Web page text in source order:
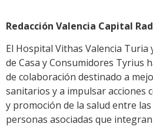
Redacción Valencia Capital
El Hospital Vithas Valencia Turia
de Casa y Consumidores Tyrius
de colaboración destinado a
sanitarios y a impulsar acciones
y promoción de la salud entre las
personas asociadas que